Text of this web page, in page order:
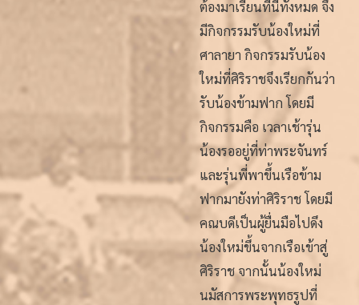
ต้องมาเรียนที่นี่ทั้งหมด จึง
มีกิจกรรมรับน้องใหม่ที่
ศาลายา กิจกรรมรับน้อง
ใหม่ที่ศิริราชจึงเรียกกันว่า
รับน้องข้ามฟาก โดยมี
กิจกรรมคือ เวลาเช้ารุ่น
น้องรออยู่ที่ท่าพระจันทร์
และรุ่นพี่พาขึ้นเรือข้าม
ฟากมายังท่าศิริราช โดยมี
คณบดีเป็นผู้ยื่นมือไปดึง
น้องใหม่ขึ้นจากเรือเข้าสู่
ศิริราช จากนั้นน้องใหม่
นมัสการพระพุทธรูปที่